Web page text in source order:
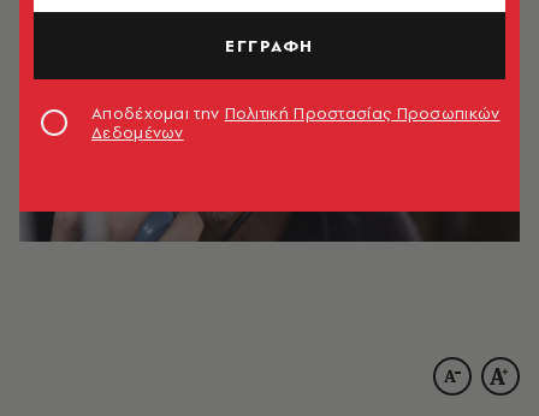
ΕΓΓΡΑΦΗ
Αποδέχομαι την Πολιτική Προστασίας Προσωπικών
Δεδομένων